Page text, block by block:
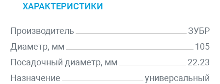
ХАРАКТЕРИСТИКИ
Производитель
ЗУБР
Диаметр, мм
105
Посадочный диаметр, мм
22.23
Назначение
универсальный